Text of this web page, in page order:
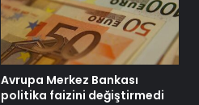
Avrupa Merkez Bankası
politika faizini değiştirmedi